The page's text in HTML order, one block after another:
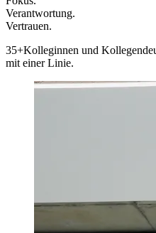
Verantwortung.
Vertrauen.
35+Kolleginnen und Kollegen
mit einer Linie.